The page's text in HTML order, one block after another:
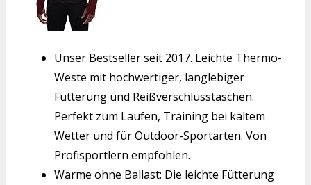
Unser Bestseller seit 2017. Leichte Thermo-
Weste mit hochwertiger, langlebiger
Fütterung und Reißverschlusstaschen.
Perfekt zum Laufen, Training bei kaltem
Wetter und für Outdoor-Sportarten. Von
Profisportlern empfohlen.
Wärme ohne Ballast: Die leichte Fütterung